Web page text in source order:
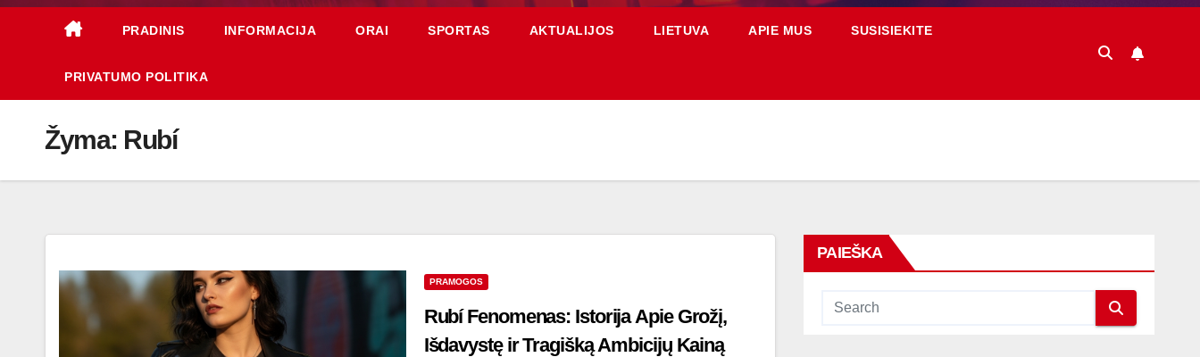
PRADINIS INFORMACIJA ORAI SPORTAS AKTUALIJOS LIETUVA APIE MUS SUSISIEKITE
PRIVATUMO POLITIKA
Žyma: Rubí
PRAMOGOS
Rubí Fenomenas: Istorija Apie Grožį,
Išdavystę ir Tragišką Ambicijų Kainą
PAIEŠKA